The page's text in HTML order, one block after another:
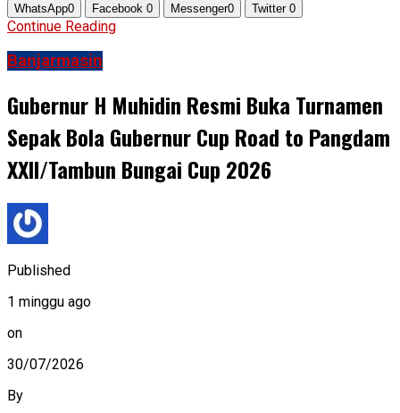
WhatsApp0 Facebook 0 Messenger0 Twitter 0
Continue Reading
Banjarmasin
Gubernur H Muhidin Resmi Buka Turnamen
Sepak Bola Gubernur Cup Road to Pangdam
XXII/Tambun Bungai Cup 2026
Published
1 minggu ago
on
30/07/2026
By